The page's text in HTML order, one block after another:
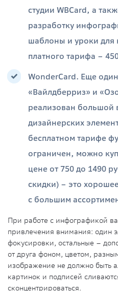
студии WBCard, а
разработку
шаблоны и уроки для
платного тарифа –
WonderCard. Еще
«Вайлдберриз» и
реализован
дизайнерских
бесплатном тарифе
ограничен, можно
цене от 750 до 1490
скидки) – это
с большим
При работе с инфографикой
привлечения внимания: один
фокусировки, остальные –
от друга фоном, цветом,
изображение не должно быть
картинок и подписей
сконцентрироваться.